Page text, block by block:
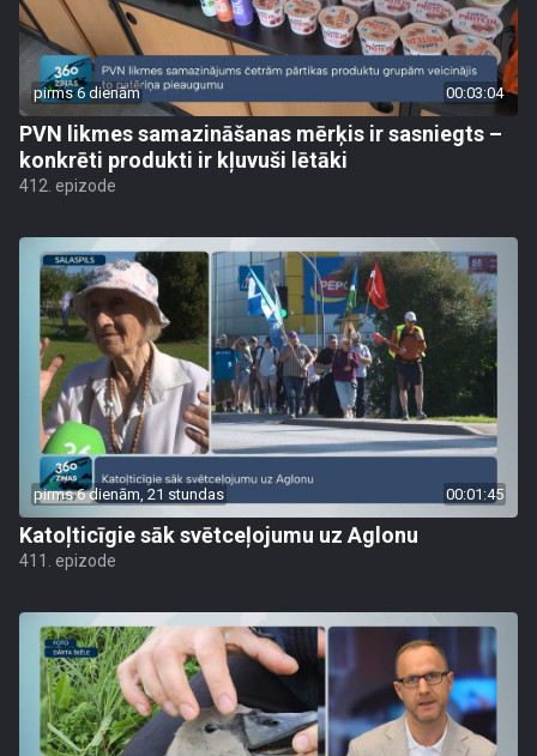
pirms 6 dienām 00:03:04
PVN likmes samazināšanas mērķis ir sasniegts –
konkrēti produkti ir kļuvuši lētāki
412. epizode
pirms 6 dienām, 21 stundas 00:01:45
Katoļticīgie sāk svētceļojumu uz Aglonu
411. epizode